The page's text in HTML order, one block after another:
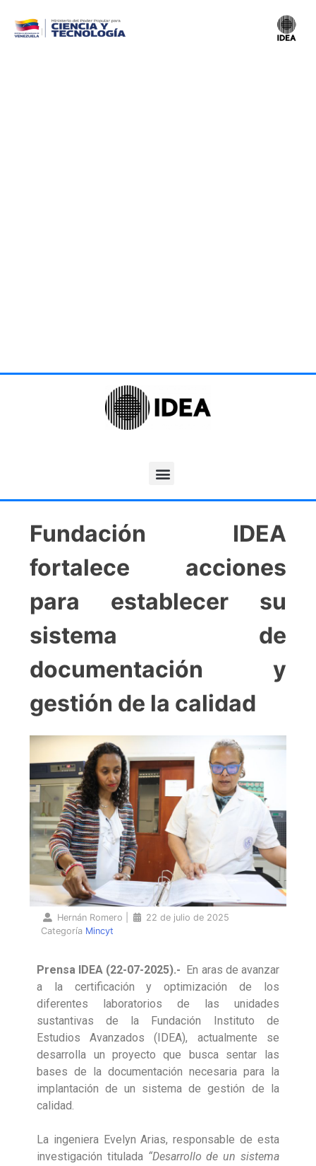
Fundación IDEA
fortalece acciones
para establecer su
sistema de
documentación y
gestión de la calidad
Hernán Romero
22 de julio de 2025
Categoría Mincyt
Prensa IDEA (22-07-2025).-
En aras de avanzar
a la certificación y optimización de los
diferentes laboratorios de las unidades
sustantivas de la Fundación Instituto de
Estudios Avanzados (IDEA), actualmente se
desarrolla un proyecto que busca sentar las
bases de la documentación necesaria para la
implantación de un sistema de gestión de la
calidad.
La ingeniera Evelyn Arias, responsable de esta
investigación titulada “Desarrollo de un sistema